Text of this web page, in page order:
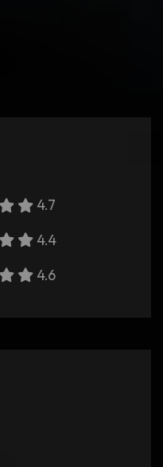
4.7
4.4
4.6